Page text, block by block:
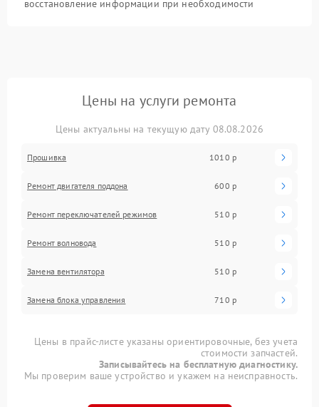
восстановление информации при необходимости
Цены на услуги ремонта
Цены актуальны на текущую дату 08.08.2026
Прошивка 1010 р
Ремонт двигателя поддона 600 р
Ремонт переключателей режимов 510 р
Ремонт волновода 510 р
Замена вентилятора 510 р
Замена блока управления 710 р
Цены в прайс-листе указаны ориентировочные, без учета
стоимости запчастей.
Записывайтесь на бесплатную диагностику.
Мы проверим ваше устройство и укажем на неисправность.